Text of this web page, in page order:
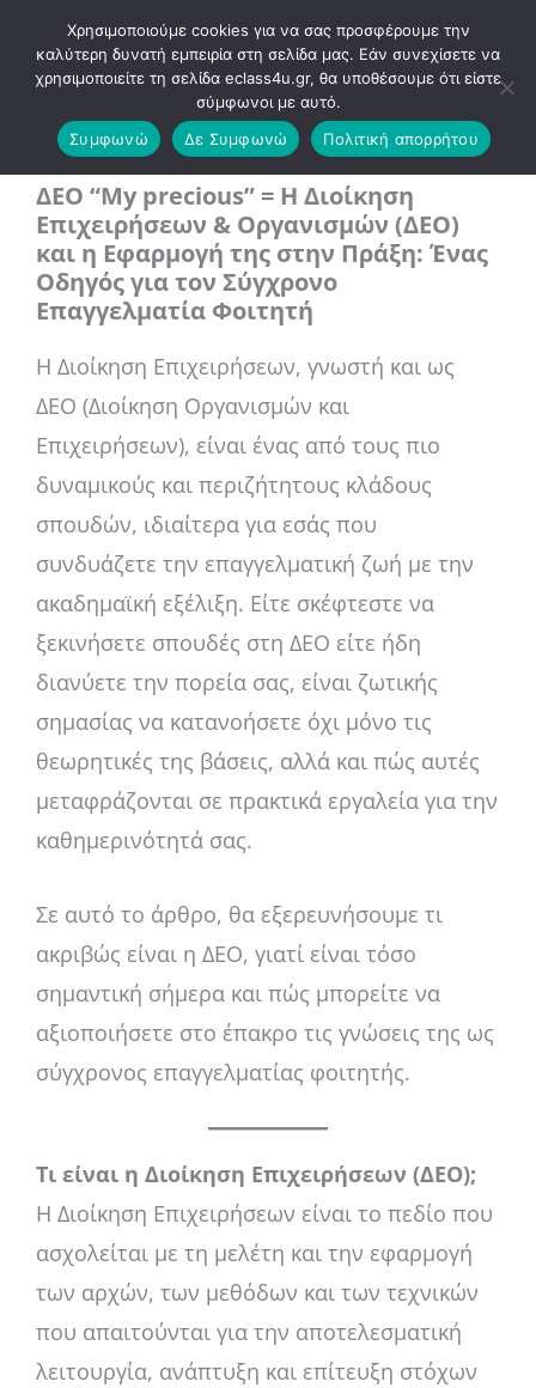
Μετάβαση
περιεχόμενο
ΔΕΟ “My precious” = Η Διοίκηση Επιχειρήσεων & Οργανισμών (ΔΕΟ) και η
Εφαρμογή της στην Πράξη: Ένας Οδηγός για τον Σύγχρονο Επαγγελματία
ΔΕΟ “My precious” = Η Διοίκηση
Επιχειρήσεων & Οργανισμών (ΔΕΟ)
και η Εφαρμογή της στην Πράξη: Ένας
Οδηγός για τον Σύγχρονο
Επαγγελματία Φοιτητή
Η Διοίκηση Επιχειρήσεων, γνωστή και ως
ΔΕΟ (Διοίκηση Οργανισμών και
Επιχειρήσεων), είναι ένας από τους πιο
δυναμικούς και περιζήτητους κλάδους
σπουδών, ιδιαίτερα για εσάς που
συνδυάζετε την επαγγελματική ζωή με την
ακαδημαϊκή εξέλιξη. Είτε σκέφτεστε να
ξεκινήσετε σπουδές στη ΔΕΟ είτε ήδη
διανύετε την πορεία σας, είναι ζωτικής
σημασίας να κατανοήσετε όχι μόνο τις
θεωρητικές της βάσεις, αλλά και πώς αυτές
μεταφράζονται σε πρακτικά εργαλεία για την
καθημερινότητά σας.
Σε αυτό το άρθρο, θα εξερευνήσουμε τι
ακριβώς είναι η ΔΕΟ, γιατί είναι τόσο
σημαντική σήμερα και πώς μπορείτε να
αξιοποιήσετε στο έπακρο τις γνώσεις της ως
σύγχρονος επαγγελματίας φοιτητής.
Τι είναι η Διοίκηση Επιχειρήσεων (ΔΕΟ);
Η Διοίκηση Επιχειρήσεων είναι το πεδίο που
ασχολείται με τη μελέτη και την εφαρμογή
των αρχών, των μεθόδων και των τεχνικών
που απαιτούνται για την αποτελεσματική
λειτουργία, ανάπτυξη και επίτευξη στόχων
Χρησιμοποιούμε cookies για να σας προσφέρουμε την
καλύτερη δυνατή εμπειρία στη σελίδα μας. Εάν συνεχίσετε να
χρησιμοποιείτε τη σελίδα eclass4u.gr, θα υποθέσουμε ότι είστε
σύμφωνοι με αυτό.
Συμφωνώ
Δε Συμφωνώ Πολιτική απορρήτου